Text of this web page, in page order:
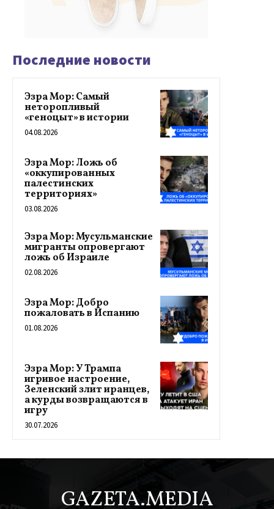
Последние новости
Эзра Мор: Самый
неторопливый
«геноцыт» в истории
04.08.2026
Эзра Мор: Ложь об
«оккупированных
палестинских
территориях»
03.08.2026
Эзра Мор: Мусульманские
мигранты опровергают
ложь об Израиле
02.08.2026
Эзра Мор: Добро
пожаловать в Испанию
01.08.2026
Эзра Мор: У Трампа
игривое настроение,
Зеленский злит иранцев,
а курды возвращаются в
игру
30.07.2026
GAZETA.MEDIA